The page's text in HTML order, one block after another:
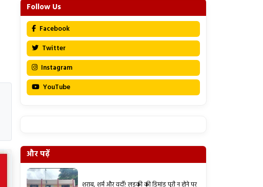
Follow Us
Facebook
Twitter
Instagram
YouTube
और पढ़ें
शराब, शर्म और वर्दी! लड़की की डिमांड पूरी न होने पर